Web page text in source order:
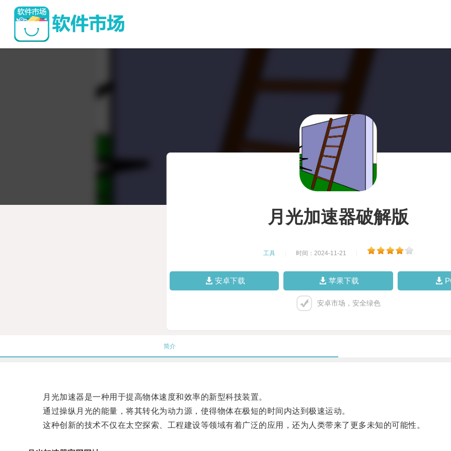
月光加速器破解版
工具 时间：2024-11-21
安卓下载 苹果下载
安卓市场，安全绿色
简介
月光加速器是一种用于提高物体速度和效率的新型科技装置。
通过操纵月光的能量，将其转化为动力源，使得物体在极短的时间内达到极速运动。
这种创新的技术不仅在太空探索、工程建设等领域有着广泛的应用，还为人类带来了更多未知的可能性。